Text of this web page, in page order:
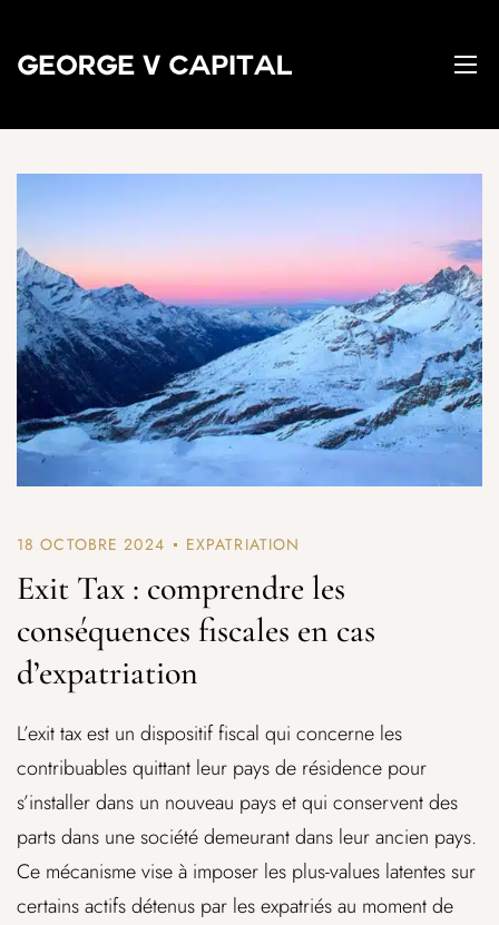
18 OCTOBRE 2024 EXPATRIATION
Exit Tax : comprendre les
conséquences fiscales en cas
d’expatriation
L’exit tax est un dispositif fiscal qui concerne les
contribuables quittant leur pays de résidence pour
s’installer dans un nouveau pays et qui conservent des
parts dans une société demeurant dans leur ancien pays.
Ce mécanisme vise à imposer les plus-values latentes sur
certains actifs détenus par les expatriés au moment de